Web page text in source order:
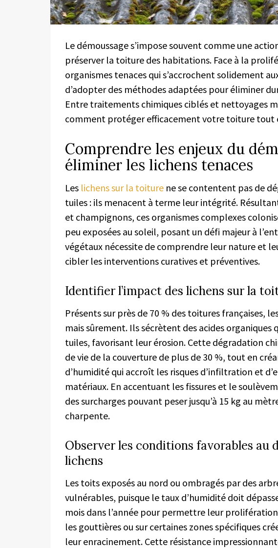
Le démoussage s’impose souvent comme une
préserver la toiture des habitations. Face à la
organismes tenaces qui s’accrochent solidement
d’adopter des méthodes adaptées pour éliminer
Entre traitements chimiques ciblés et nettoyages
comment protéger efficacement votre toiture tout
Comprendre les enjeux du
éliminer les lichens tenaces
Les lichens sur la toiture ne se contentent pas de
tuiles : ils menacent à terme leur intégrité.
et champignons, ces organismes complexes
peu exposées au soleil, posant un défi majeur à
végétaux nécessite de comprendre leur nature et
cibler les interventions curatives et préventives.
Identifier l’impact des lichens sur la
Présents sur près de 70 % des toitures françaises,
mais sûrement. Ils sécrètent des acides
tuiles, favorisant leur érosion. Cette dégradation
de vie de la couverture de plus de 30 %, tout en
d’humidité qui accroît les risques d’infiltration et
matériaux. En accentuant les fissures et le
des surcharges pouvant peser jusqu’à 15 kg au
charpente.
Observer les conditions favorables au
lichens
Les toits exposés au nord ou ombragés par des
vulnérables, puisque le taux d’humidité doit
mois dans l’année pour permettre leur
les gouttières ou sur certaines zones spécifiques
leur enracinement. Cette résistance